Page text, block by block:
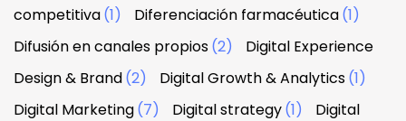
competitiva(1) Diferenciación farmacéutica(1)
Difusión en canales propios(2)
Digital Experience
Design & Brand(2) Digital Growth & Analytics(1)
Digital Marketing(7) Digital strategy(1)
Digital